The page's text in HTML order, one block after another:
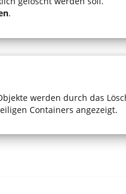
.
werden durch das
Containers angezeigt.